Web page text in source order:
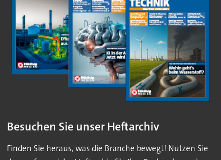
Besuchen Sie unser Heftarchiv
Finden Sie heraus, was die Branche bewegt! Nutzen Sie